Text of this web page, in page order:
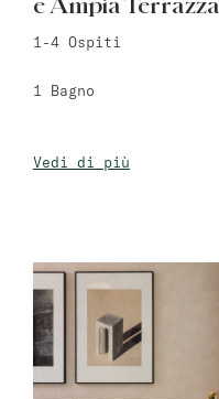
e Ampia Terrazza
1-4 Ospiti
1 Bagno
Vedi di più